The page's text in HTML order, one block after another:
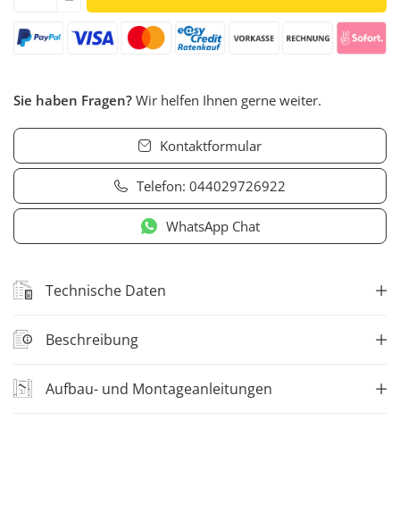
Sie haben Fragen? Wir helfen Ihnen gerne weiter.
Kontaktformular
Telefon: 044029726922
WhatsApp Chat
Technische Daten
Beschreibung
Aufbau- und Montageanleitungen